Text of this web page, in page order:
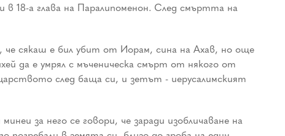
в 18-а глава на Паралипоменон. След смъртта на
сякаш е бил убит от Иорам, сина на Ахав, но още
да е умрял с мъченическа смърт от някого от
след баща си, и зетът - иерусалимският
за него се говори, че заради изобличаване на